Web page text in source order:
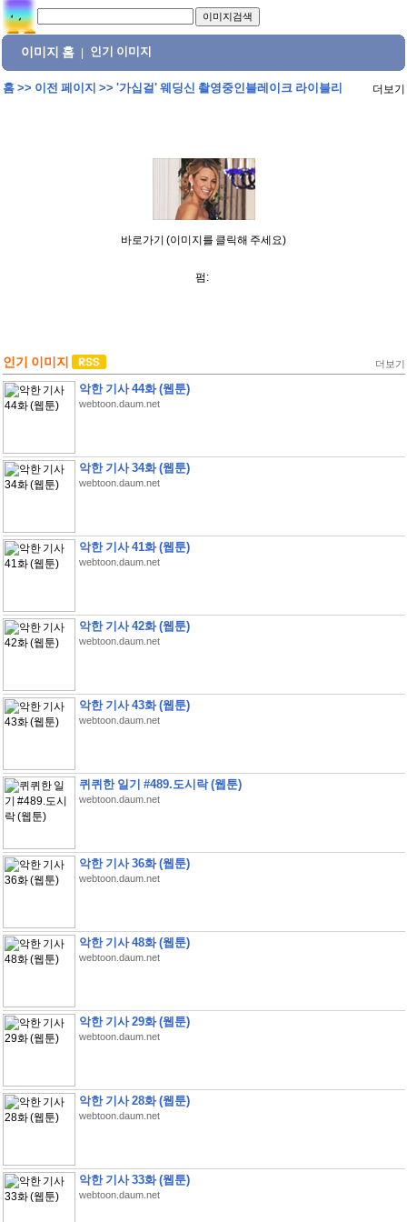
이미지 홈 인기 이미지
홈>> 이전 페이지 >> '가십걸' 웨딩신 촬영중인블레이크 라이블리 더보기
바로가기 (이미지를 클릭해 주세요)
펌:
인기 이미지 더보기
악한 기사 44화 (웹툰)
webtoon.daum.net
악한 기사 34화 (웹툰)
webtoon.daum.net
악한 기사 41화 (웹툰)
webtoon.daum.net
악한 기사 42화 (웹툰)
webtoon.daum.net
악한 기사 43화 (웹툰)
webtoon.daum.net
퀴퀴한 일기 #489.도시락 (웹툰)
webtoon.daum.net
악한 기사 36화 (웹툰)
webtoon.daum.net
악한 기사 48화 (웹툰)
webtoon.daum.net
악한 기사 29화 (웹툰)
webtoon.daum.net
악한 기사 28화 (웹툰)
webtoon.daum.net
악한 기사 33화 (웹툰)
webtoon.daum.net